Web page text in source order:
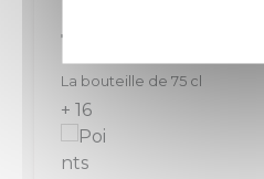
Prix
15,90 €
La bouteille de 75 cl
+ 16